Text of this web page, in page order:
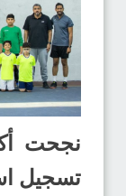
نجحت
تسجيل